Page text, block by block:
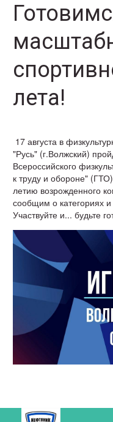
лета!
17 августа в
"Русь" (г.Волжский)
Всероссийского
к труду и обороне"
летию возрожденного
сообщим о категориях
Участвуйте и... будьте